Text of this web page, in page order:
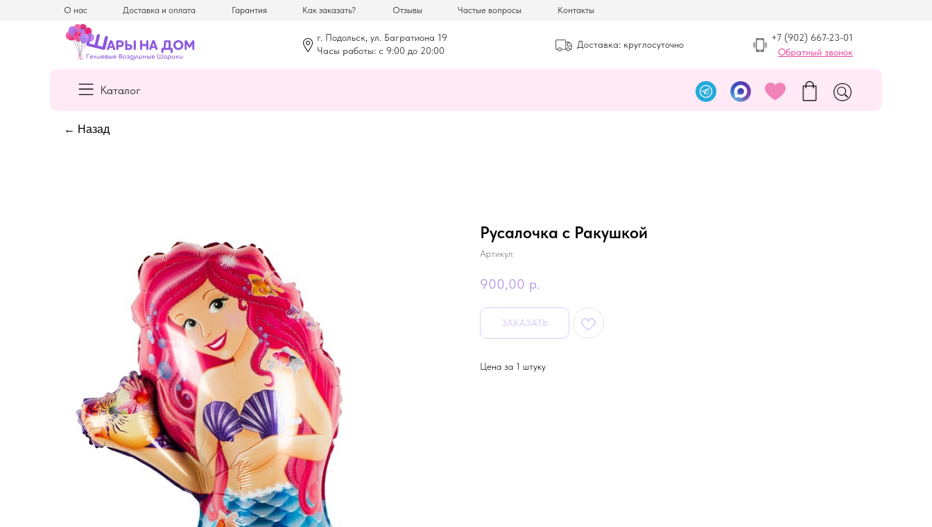
Отзывы Частые вопросы Контакты
Гарантия Как заказать?
Доставка и оплата
О нас
+7 (902) 667-23-01
Обратный звонок
г. Подольск, ул. Багратиона 19
Часы работы: с 9:00 до 20:00
Доставка: круглосуточно
Каталог
← Назад
Русалочка с Ракушкой
Артикул:
900,00 р.
ЗАКАЗАТЬ
Цена за 1 штуку